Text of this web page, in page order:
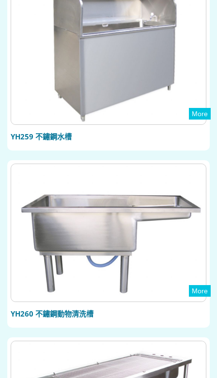
More
YH259 不鏽鋼水槽
More
YH260 不鏽鋼動物清洗槽